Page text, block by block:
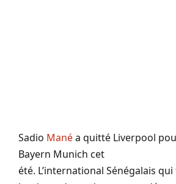
Sadio Manéa quitté Liverpool
Bayern Munich cet
été. L’international Sénégalais